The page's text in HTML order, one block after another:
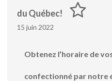
du Québec!
15 juin 2022
Obtenez l’horaire de
confectionné par notre